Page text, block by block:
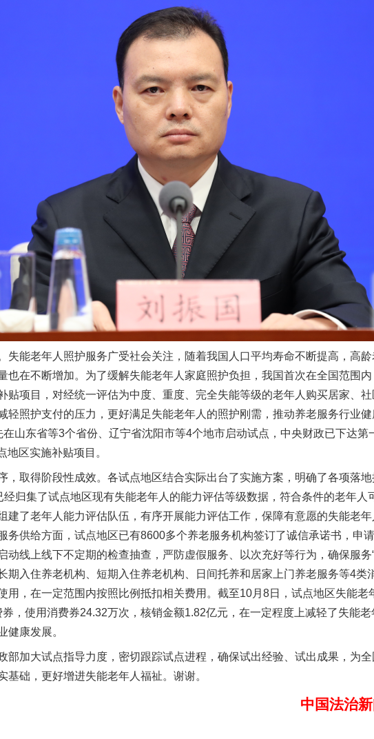
失能老年人照护服务广受社会关注，随着我国人口平均寿命不断提高，高
也在不断增加。为了缓解失能老年人家庭照护负担，我国首次在全国范围
贴项目，对经统一评估为中度、重度、完全失能等级的老年人购买居家、
轻照护支付的压力，更好满足失能老年人的照护刚需，推动养老服务行业
山东省等3个省份、辽宁省沈阳市等4个地市启动试点，中央财政已下达第
地区实施补贴项目。
取得阶段性成效。各试点地区结合实际出台了实施方案，明确了各项落地
经归集了试点地区现有失能老年人的能力评估等级数据，符合条件的老年人
建了老年人能力评估队伍，有序开展能力评估工作，保障有意愿的失能老年
务供给方面，试点地区已有8600多个养老服务机构签订了诚信承诺书，申
动线上线下不定期的检查抽查，严防虚假服务、以次充好等行为，确保服务
期入住养老机构、短期入住养老机构、日间托养和居家上门养老服务等4类
用，在一定范围内按照比例抵扣相关费用。截至10月8日，试点地区失能老
，使用消费券24.32万次，核销金额1.82亿元，在一定程度上减轻了失能
健康发展。
加大试点指导力度，密切跟踪试点进程，确保试出经验、试出成果，为全
基础，更好增进失能老年人福祉。谢谢。
中国法治
法徽映军营 权益有保障
一批国家标准开始实施 从
子 以产业富民促振兴 酒驾